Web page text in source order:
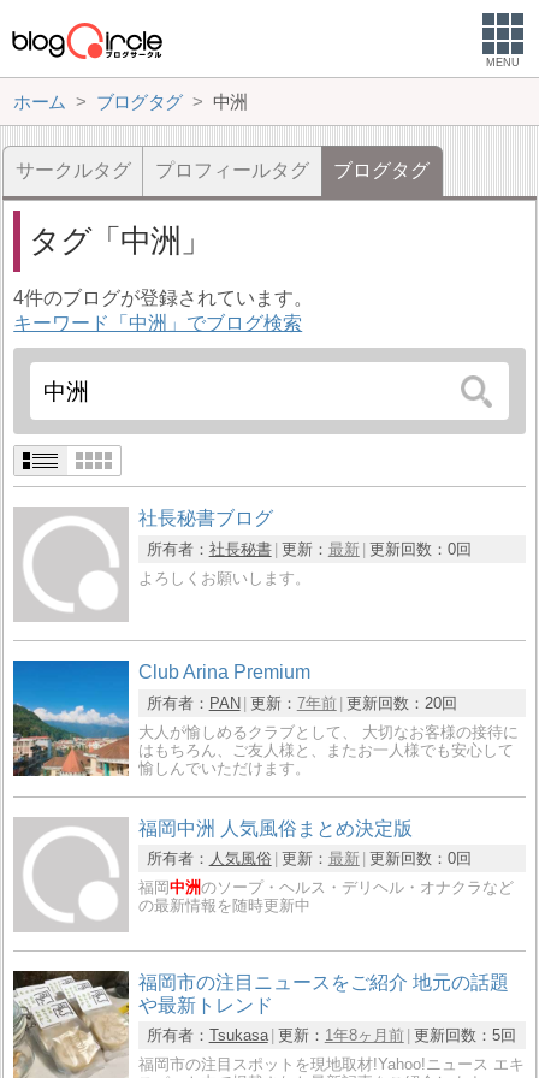
MENU
ホーム ブログタグ 中洲
サークルタグ プロフィールタグ ブログタグ
タグ 中洲
4件のブログが登録されています。
キーワード「中洲」でブログ検索
社長秘書ブログ
所有者： 社長秘書 更新： 最新 更新回数： 0回
よろしくお願いします。
Club Arina Premium
所有者： PAN 更新： 7年前 更新回数： 20回
大人が愉しめるクラブとして、 大切なお客様の接待に
はもちろん、ご友人様と、またお一人様でも安心して
愉しんでいただけます。
福岡中洲 人気風俗まとめ決定版
所有者： 人気風俗 更新： 最新 更新回数： 0回
福岡中洲のソープ・ヘルス・デリヘル・オナクラなど
の最新情報を随時更新中
福岡市の注目ニュースをご紹介 地元の話題
や最新トレンド
所有者： Tsukasa 更新： 1年8ヶ月前 更新回数： 5回
福岡市の注目スポットを現地取材!Yahoo!ニュース エキ